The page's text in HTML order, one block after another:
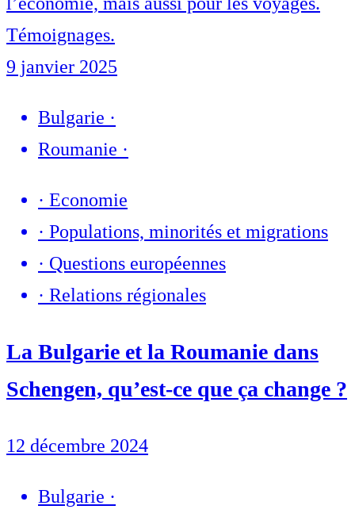
Témoignages.
9 janvier 2025
Bulgarie ·
Roumanie ·
· Economie
· Populations, minorités et migrations
· Questions européennes
· Relations régionales
La Bulgarie et la Roumanie dans
Schengen, qu’est-ce que ça change ?
12 décembre 2024
Bulgarie ·